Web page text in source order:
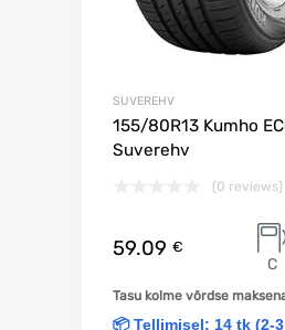
SUVEREHV
155/80R13 Kumho
Suverehv
(0 reviews)
59.09 €
C
Tasu kolme võrdse
📦 Tellimisel: 14 tk (2-